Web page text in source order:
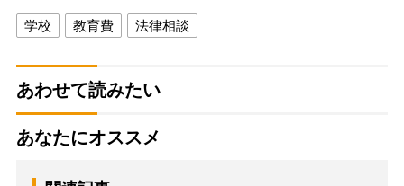
学校 教育費 法律相談
あわせて読みたい
あなたにオススメ